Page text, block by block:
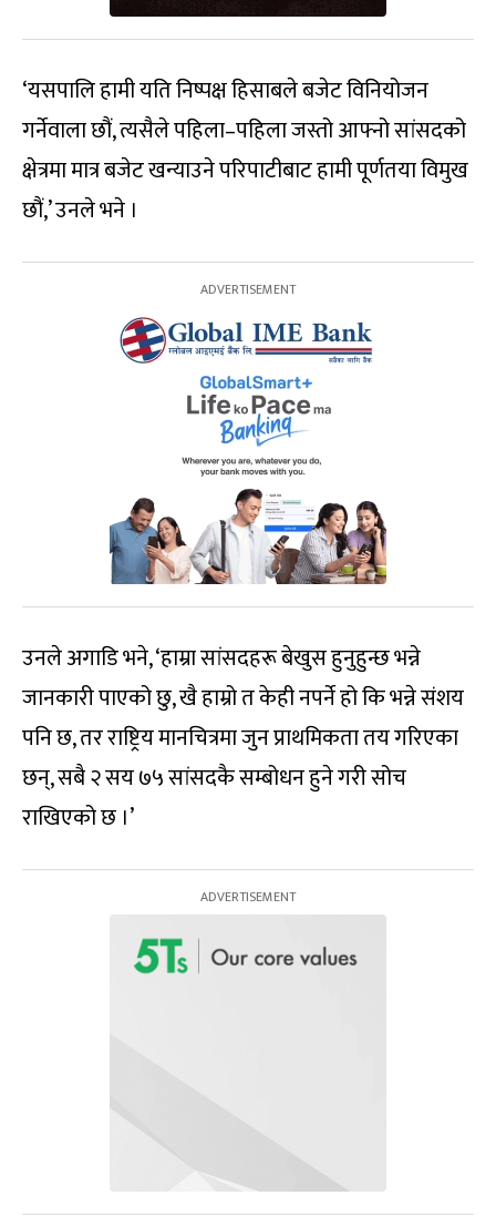
‘यसपालि हामी यति निष्पक्ष हिसाबले बजेट विनियोजन
गर्नेवाला छौं, त्यसैले पहिला–पहिला जस्तो आफ्नो सांसदको
क्षेत्रमा मात्र बजेट खन्याउने परिपाटीबाट हामी पूर्णतया विमुख
छौं,’ उनले भने ।
उनले अगाडि भने, ‘हाम्रा सांसदहरू बेखुस हुनुहुन्छ भन्ने
जानकारी पाएको छु, खै हाम्रो त केही नपर्ने हो कि भन्ने संशय
पनि छ, तर राष्ट्रिय मानचित्रमा जुन प्राथमिकता तय गरिएका
छन्, सबै २ सय ७५ सांसदकै सम्बोधन हुने गरी सोच
राखिएको छ ।’